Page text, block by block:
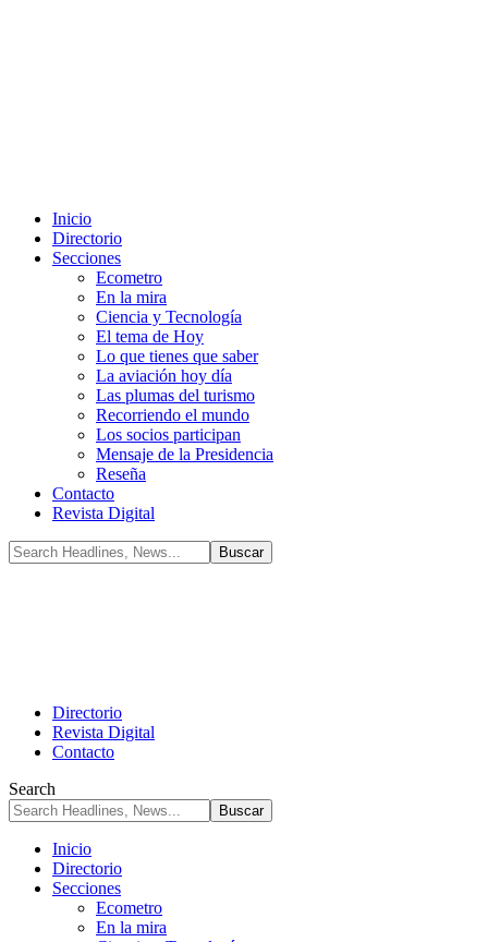
Inicio
Directorio
Secciones
Ecometro
En la mira
Ciencia y Tecnología
El tema de Hoy
Lo que tienes que saber
La aviación hoy día
Las plumas del turismo
Recorriendo el mundo
Los socios participan
Mensaje de la Presidencia
Reseña
Contacto
Revista Digital
Directorio
Revista Digital
Contacto
Search
Inicio
Directorio
Secciones
Ecometro
En la mira